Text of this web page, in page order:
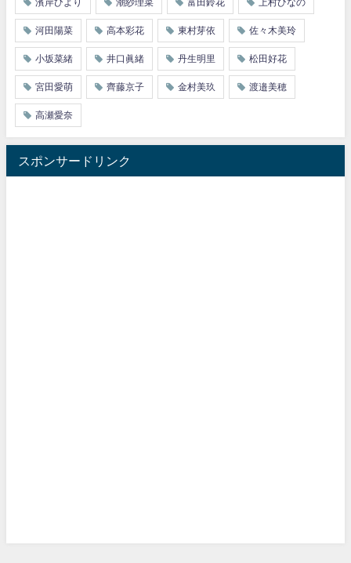
濱岸ひより 潮紗理菜 富田鈴花 上村ひなの
河田陽菜 高本彩花 東村芽依 佐々木美玲
小坂菜緒 井口眞緒 丹生明里 松田好花
宮田愛萌 齊藤京子 金村美玖 渡邉美穂
高瀬愛奈
スポンサードリンク